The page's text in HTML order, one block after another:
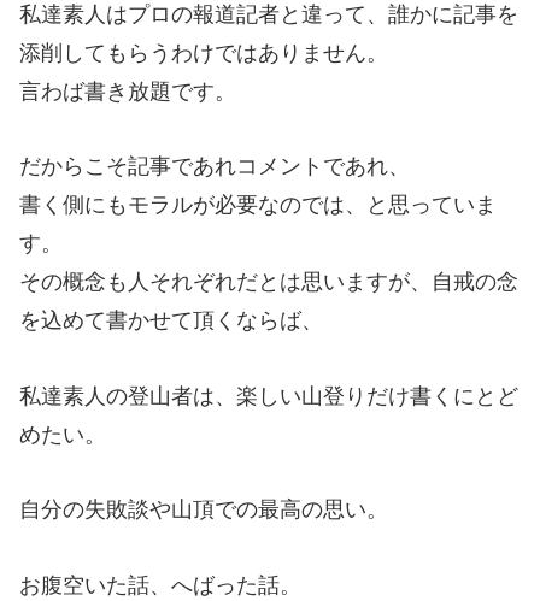
私達素人はプロの報道記者と違って、誰かに記事を
添削してもらうわけではありません。
言わば書き放題です。
だからこそ記事であれコメントであれ、
書く側にもモラルが必要なのでは、と思っていま
す。
その概念も人それぞれだとは思いますが、自戒の念
を込めて書かせて頂くならば、
私達素人の登山者は、楽しい山登りだけ書くにとど
めたい。
自分の失敗談や山頂での最高の思い。
お腹空いた話、へばった話。